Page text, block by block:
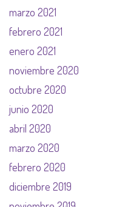
marzo 2021
febrero 2021
enero 2021
noviembre 2020
octubre 2020
junio 2020
abril 2020
marzo 2020
febrero 2020
diciembre 2019